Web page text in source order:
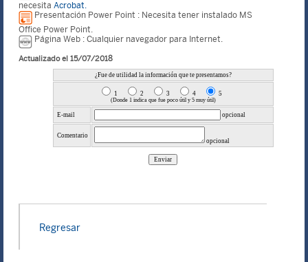
necesita Acrobat.
Presentación Power Point : Necesita tener instalado MS
Office Power Point.
Página Web : Cualquier navegador para Internet.
Actualizado el 15/07/2018
Regresar